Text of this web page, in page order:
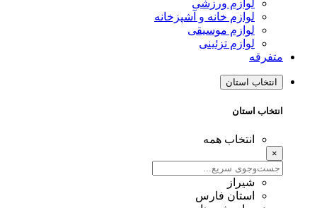
لوازم ورزشی
لوازم خانه و آشپزخانه
لوازم موسیقی
لوازم تزئینی
متفرقه
انتخاب استان
انتخاب استان
انتخاب همه
×
شیراز
استان فارس